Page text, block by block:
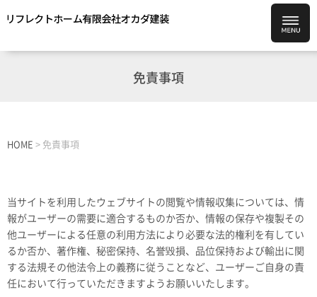
免責事項
HOME > 免責事項
当サイトを利用したウェブサイトの閲覧や情報収集については、情
報がユーザーの需要に適合するものか否か、情報の保存や複製その
他ユーザーによる任意の利用方法により必要な法的権利を有してい
るか否か、著作権、秘密保持、名誉毀損、品位保持および輸出に関
する法規その他法令上の義務に従うことなど、ユーザーご自身の責
任において行っていただきますようお願いいたします。